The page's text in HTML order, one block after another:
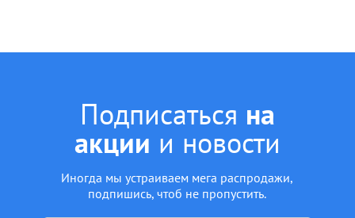
Подписаться на
акции и новости
Иногда мы устраиваем мега распродажи,
подпишись, чтоб не пропустить.